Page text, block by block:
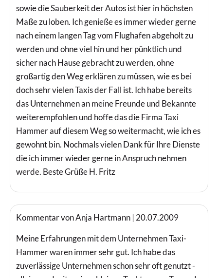
sowie die Sauberkeit der Autos ist hier in höchsten
Maße zu loben. Ich genieße es immer wieder gerne
nach einem langen Tag vom Flughafen abgeholt zu
werden und ohne viel hin und her pünktlich und
sicher nach Hause gebracht zu werden, ohne
großartig den Weg erklären zu müssen, wie es bei
doch sehr vielen Taxis der Fall ist. Ich habe bereits
das Unternehmen an meine Freunde und Bekannte
weiterempfohlen und hoffe das die Firma Taxi
Hammer auf diesem Weg so weitermacht, wie ich es
gewohnt bin. Nochmals vielen Dank für Ihre Dienste
die ich immer wieder gerne in Anspruch nehmen
werde. Beste Grüße H. Fritz
Kommentar von Anja Hartmann | 20.07.2009
Meine Erfahrungen mit dem Unternehmen Taxi-
Hammer waren immer sehr gut. Ich habe das
zuverlässige Unternehmen schon sehr oft genutzt -